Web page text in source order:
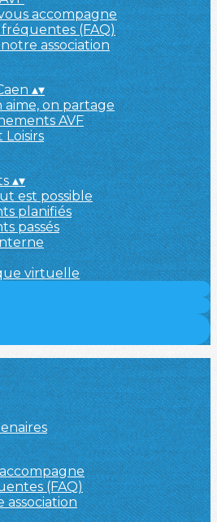
accompagne
(FAQ)
association
▴▾
aime, on partage
AVF
Loisirs
▴▾
est possible
planifiés
passés
virtuelle
(FAQ)
association